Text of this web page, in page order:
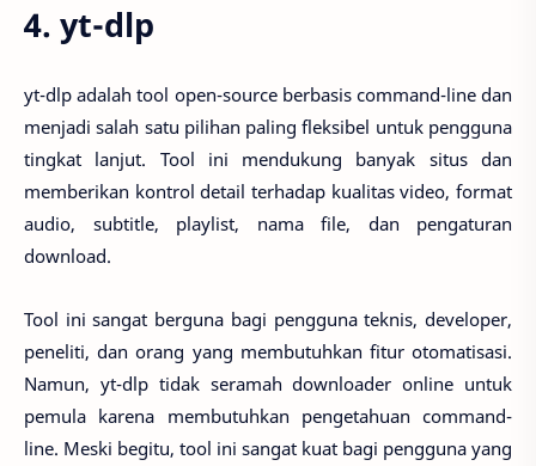
4. yt-dlp
yt-dlp adalah tool open-source berbasis command-line dan
menjadi salah satu pilihan paling fleksibel untuk pengguna
tingkat lanjut. Tool ini mendukung banyak situs dan
memberikan kontrol detail terhadap kualitas video, format
audio, subtitle, playlist, nama file, dan pengaturan
download.
Tool ini sangat berguna bagi pengguna teknis, developer,
peneliti, dan orang yang membutuhkan fitur otomatisasi.
Namun, yt-dlp tidak seramah downloader online untuk
pemula karena membutuhkan pengetahuan command-
line. Meski begitu, tool ini sangat kuat bagi pengguna yang